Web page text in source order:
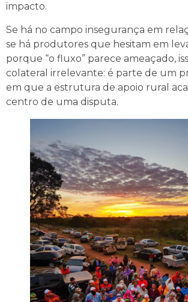
impacto.
Se há no campo insegurança em
se há produtores que hesitam em
porque “o fluxo” parece ameaçado,
colateral irrelevante: é parte de um
em que a estrutura de apoio rural
centro de uma disputa.